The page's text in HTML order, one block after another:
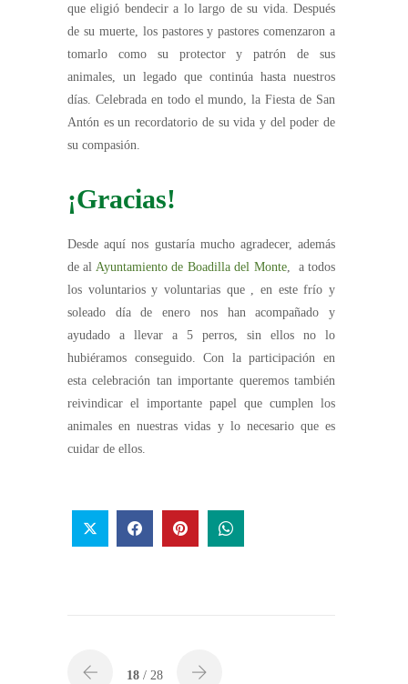
que eligió bendecir a lo largo de su vida. Después
de su muerte, los pastores y pastores comenzaron a
tomarlo como su protector y patrón de sus
animales, un legado que continúa hasta nuestros
días. Celebrada en todo el mundo, la Fiesta de San
Antón es un recordatorio de su vida y del poder de
su compasión.
¡Gracias!
Desde aquí nos gustaría mucho agradecer, además
de al Ayuntamiento de Boadilla del Monte, a todos
los voluntarios y voluntarias que , en este frío y
soleado día de enero nos han acompañado y
ayudado a llevar a 5 perros, sin ellos no lo
hubiéramos conseguido. Con la participación en
esta celebración tan importante queremos también
reivindicar el importante papel que cumplen los
animales en nuestras vidas y lo necesario que es
cuidar de ellos.
18 / 28